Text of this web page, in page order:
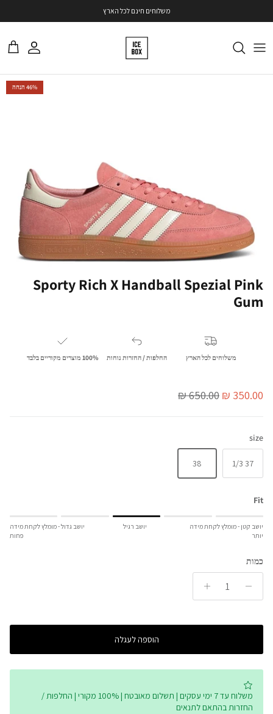
משלוחים חינם לכל הארץ
משתמש
עגלה
46% הנחה
Sporty Rich X Handball Spezial Pink
Gum
משלוחים לכל הארץ החלפות / החזרות נוחות 100% מוצרים מקוריים בלבד
מחיר מבצע
350.00 ₪ מחיר מלא
650.00 ₪
size
37 1/3
38
Fit
Rating of 1 means יושב קטן - מומלץ לקחת מידה יותר.
Middle rating means יושב רגיל.
The rating of this product for "" is 3.
יושב קטן - מומלץ לקחת מידה
יותר
יושב רגיל
יושב גדול - מומלץ לקחת מידה
פחות
כמות
הוספה לעגלה
משלוח עד 7 ימי עסקים | תשלום מאובטח | 100% מקורי | החלפות /
החזרות בהתאם לתנאים